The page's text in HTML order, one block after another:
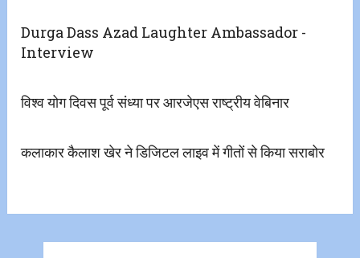
Durga Dass Azad Laughter Ambassador -
Interview
विश्व योग दिवस पूर्व संध्या पर आरजेएस राष्ट्रीय वेबिनार
कलाकार कैलाश खेर ने डिजिटल लाइव ‌में गीतों से किया ‌सराबोर